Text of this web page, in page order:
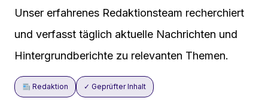
Unser erfahrenes Redaktionsteam recherchiert
und verfasst täglich aktuelle Nachrichten und
Hintergrundberichte zu relevanten Themen.
Redaktion ✓ Geprüfter Inhalt